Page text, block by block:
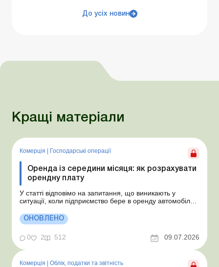
До усіх новин
Кращі матеріали
Комерція Господарські операції
Оренда із середини місяця: як розрахувати
орендну плату
У статті відповімо на запитання, що виникають у
ситуації, коли підприємство бере в оренду автомобіль у
місяця. Підприємство орендує у фізособи автомобіль з
15.07.2026. Згідно з умовами договору орендна плата
становить 4 000 грн на місяць. Виникла...
ОНОВЛЕНО
0 2 512 09.07.2026
Комерція | Облік, податки та звiтнiсть